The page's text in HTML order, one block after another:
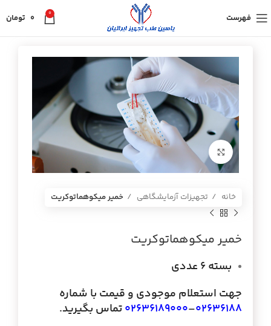
فهرست 0
0 تومان
برای بزرگنمایی کلیک کنید
خانه تجهیزات آزمایشگاهی خمیر میکوهماتوکریت
خمیر میکوهماتوکریت
بسته 6 عددی
جهت استعلام موجودی و قیمت با شماره
02636188
–
02636189000تماس بگیرید.